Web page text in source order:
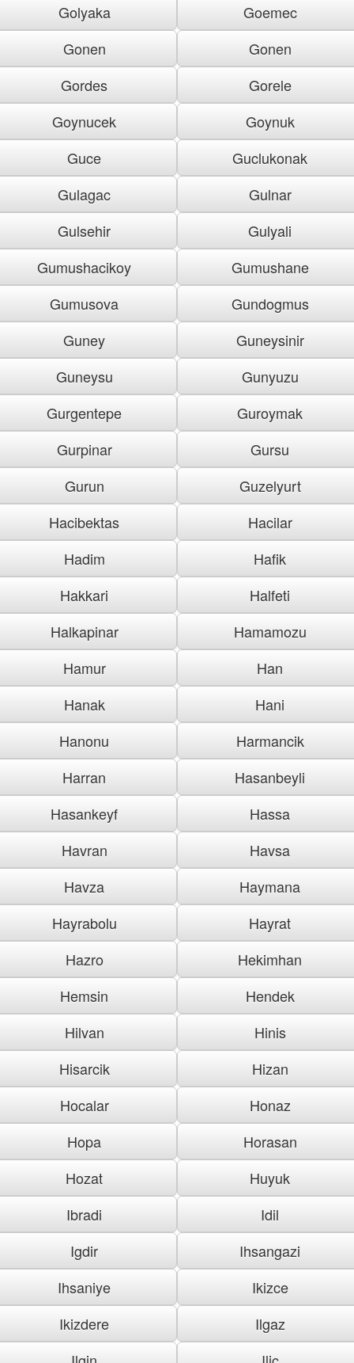
Golyaka
Goemec
Gonen
Gonen
Gordes
Gorele
Goynucek
Goynuk
Guce
Guclukonak
Gulagac
Gulnar
Gulsehir
Gulyali
Gumushacikoy
Gumushane
Gumusova
Gundogmus
Guney
Guneysinir
Guneysu
Gunyuzu
Gurgentepe
Guroymak
Gurpinar
Gursu
Gurun
Guzelyurt
Hacibektas
Hacilar
Hadim
Hafik
Hakkari
Halfeti
Halkapinar
Hamamozu
Hamur
Han
Hanak
Hani
Hanonu
Harmancik
Harran
Hasanbeyli
Hasankeyf
Hassa
Havran
Havsa
Havza
Haymana
Hayrabolu
Hayrat
Hazro
Hekimhan
Hemsin
Hendek
Hilvan
Hinis
Hisarcik
Hizan
Hocalar
Honaz
Hopa
Horasan
Hozat
Huyuk
Ibradi
Idil
Igdir
Ihsangazi
Ihsaniye
Ikizce
Ikizdere
Ilgaz